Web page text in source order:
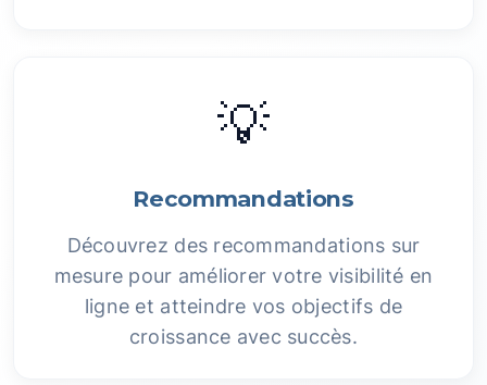
💡
Recommandations
Découvrez des recommandations sur
mesure pour améliorer votre visibilité en
ligne et atteindre vos objectifs de
croissance avec succès.